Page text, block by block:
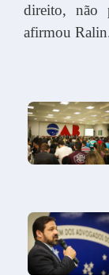
direito, não
afirmou